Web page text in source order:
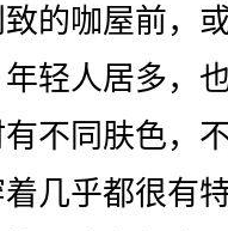
的咖屋前，
轻人居多，
不同肤色，
几乎都很有